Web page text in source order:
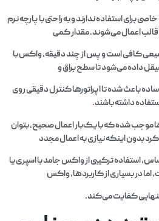
برای استفاده ندارند و به راحتی با پارچه نرم
اعمال می‌شوند. مقدار کمی
کافی است و پس از چند دقیقه، واکس با
داده می‌شود تا سطح براق و
باعث شده تا اپراتورها کنترل دقیقی روی
داشته باشند.
موجب شده که با یک‌بار اعمال صحیح، بتوان
کرد بدون اینکه نیازی به اعمال مجدد
استفاده ترکیبی از واکس جامد با اسپری یا
اما در بسیاری از کاربردها، واکس
کفایت می‌کند.